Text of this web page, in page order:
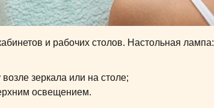
и рабочих столов. Настольная лампа:
возле зеркала или на столе;
освещением.